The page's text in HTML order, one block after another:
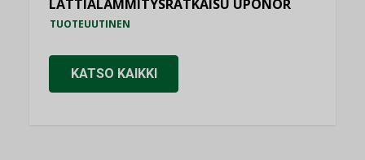
LATTIALÄMMITYSRATKAISU UPONOR
TUOTEUUTINEN
KATSO KAIKKI